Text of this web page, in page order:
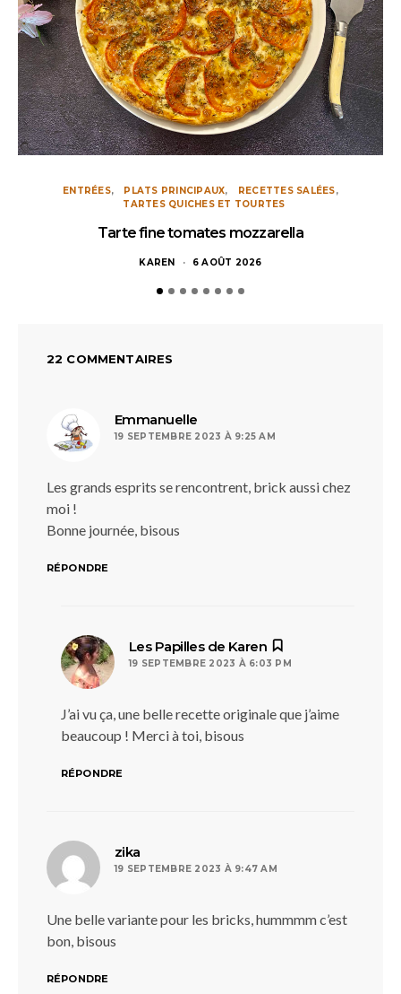
ENTRÉES PLATS PRINCIPAUX
RECETTES SALÉES
TARTES QUICHES ET TOURTES
Tarte fine tomates mozzarella
KAREN 6 AOÛT 2026
22 COMMENTAIRES
Emmanuelle
19 SEPTEMBRE 2023 À 9:25 AM
Les grands esprits se rencontrent, brick aussi chez
moi !
Bonne journée, bisous
RÉPONDRE
Les Papilles de Karen
19 SEPTEMBRE 2023 À 6:03 PM
J’ai vu ça, une belle recette originale que j’aime
beaucoup ! Merci à toi, bisous
RÉPONDRE
zika
19 SEPTEMBRE 2023 À 9:47 AM
Une belle variante pour les bricks, hummmm c’est
bon, bisous
RÉPONDRE